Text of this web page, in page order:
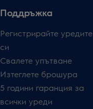
Поддръжка
Регистрирайте уредите
си
Свалете упътване
Изтеглете брошура
5 години гаранция за
всички уреди